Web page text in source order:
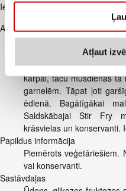
Atļaut
Iesakām ar
Apraksts
Saldskābā mērce
ēdieniem. Tā ir saldi
ananāsu sulu un
karpai, taču mūsdienās
garnelēm. Tāpat ļoti
ēdienā. Bagātīgākai
Saldskābajai Stir Fry
krāsvielas un konservanti.
Papildus informācija
Piemērots veģetāriešiem.
vai konservanti.
Sastāvdaļas